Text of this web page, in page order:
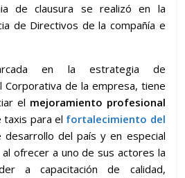
de clausura se realizó en la
de Directivos de la compañía e
en la estrategia de
Corporativa de la empresa, tiene
el mejoramiento profesional
taxis para el fortalecimiento del
desarrollo del país y en especial
ofrecer a uno de sus actores la
a capacitación de calidad,